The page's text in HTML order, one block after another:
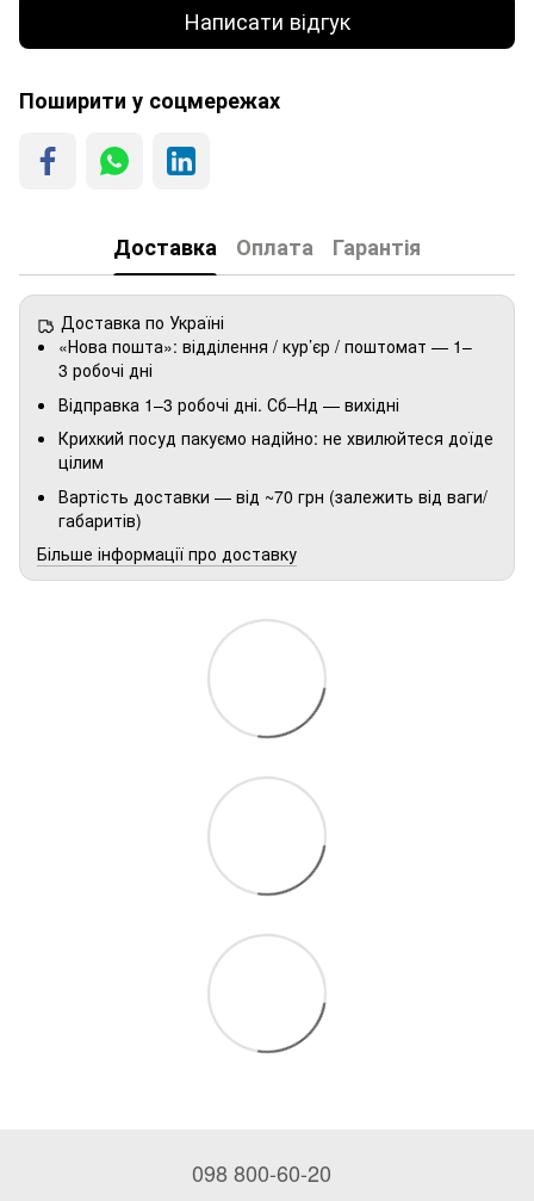
Написати відгук
Поширити у соцмережах
Доставка Оплата Гарантія
Доставка по Україні
«Нова пошта»: відділення / кур’єр / поштомат — 1–
3 робочі дні
Відправка 1–3 робочі дні. Сб–Нд — вихідні
Крихкий посуд пакуємо надійно: не хвилюйтеся доїде
цілим
Вартість доставки — від ~70 грн (залежить від ваги/
габаритів)
Більше інформації про доставку
098 800-60-20